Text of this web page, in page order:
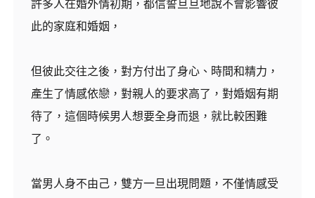
許多人在婚外情初期，都信誓旦旦地說不會影響彼
此的家庭和婚姻，
但彼此交往之後，對方付出了身心、時間和精力，
產生了情感依戀，對親人的要求高了，對婚姻有期
待了，這個時候男人想要全身而退，就比較困難
了。
當男人身不由己，雙方一旦出現問題，不僅情感受